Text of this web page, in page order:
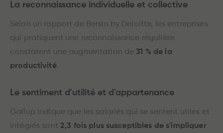
La reconnaissance individuelle et collective
Selon un rapport de Bersin by Deloitte, les entreprises
qui pratiquent une reconnaissance régulière
constatent une augmentation de 31 % de la
productivité.
Le sentiment d'utilité et d'appartenance
Gallup indique que les salariés qui se sentent utiles et
intégrés sont 2,3 fois plus susceptibles de s'impliquer